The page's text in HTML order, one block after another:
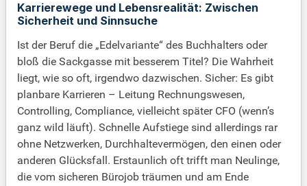
Karrierewege und Lebensrealität: Zwischen
Sicherheit und Sinnsuche
Ist der Beruf die „Edelvariante“ des Buchhalters oder
bloß die Sackgasse mit besserem Titel? Die Wahrheit
liegt, wie so oft, irgendwo dazwischen. Sicher: Es gibt
planbare Karrieren – Leitung Rechnungswesen,
Controlling, Compliance, vielleicht später CFO (wenn’s
ganz wild läuft). Schnelle Aufstiege sind allerdings rar
ohne Netzwerken, Durchhaltevermögen, den einen oder
anderen Glücksfall. Erstaunlich oft trifft man Neulinge,
die vom sicheren Bürojob träumen und am Ende